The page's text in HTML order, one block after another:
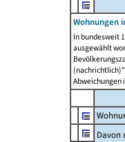
Wohnungen
In bundesweit
ausgewählt
Abweichungen
Davon